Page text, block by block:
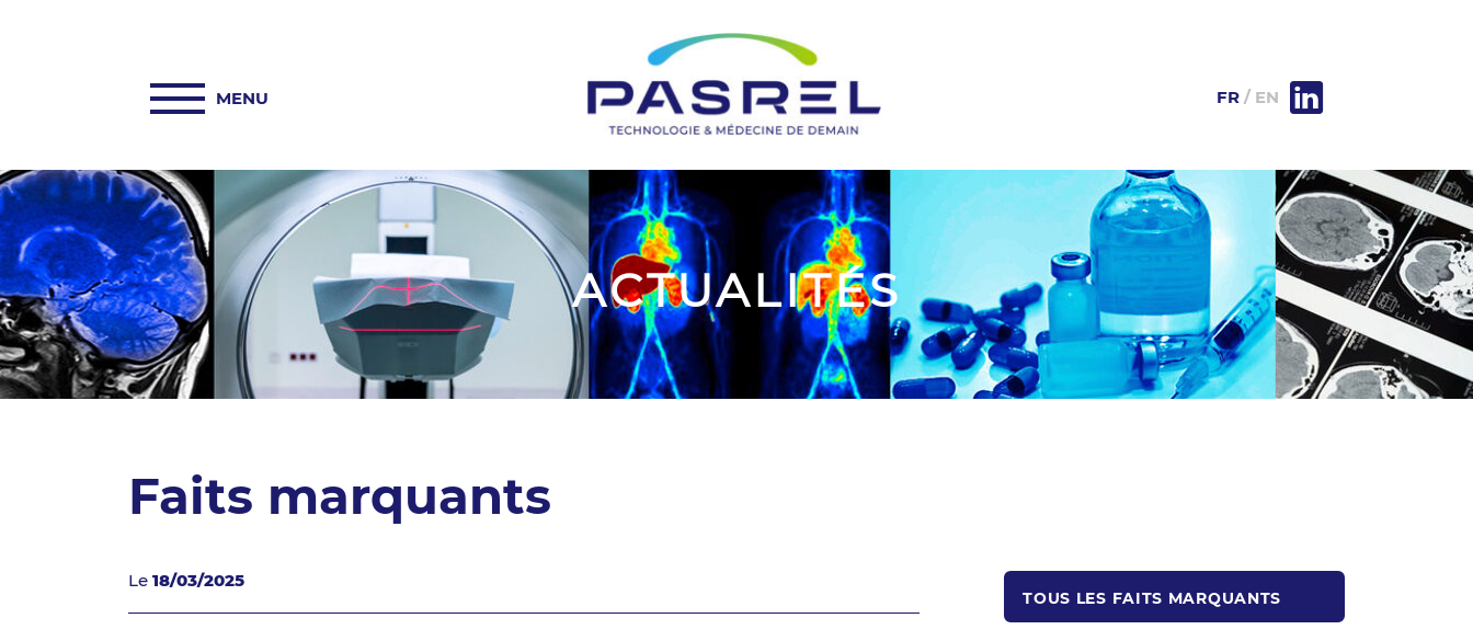
PASREL-IMAGERIE
PLATEFORMES
ACTUALITÉS
COLLABORATIONS
INFORMATIONS
FR EN
ACTUALITÉS
Faits marquants
Le 18/03/2025
TOUS LES FAITS MARQUANTS